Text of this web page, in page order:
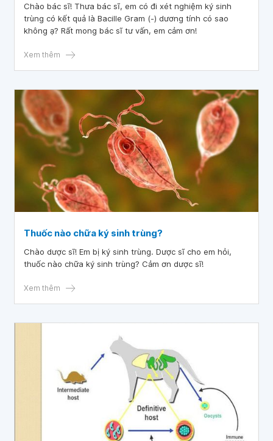
Chào bác sĩ! Thưa bác sĩ, em có đi xét nghiệm ký sinh
trùng có kết quả là Bacille Gram (-) dương tính có sao
không ạ? Rất mong bác sĩ tư vấn, em cảm ơn!
Xem thêm
Thuốc nào chữa ký sinh trùng?
Chào dược sĩ! Em bị ký sinh trùng. Dược sĩ cho em hỏi,
thuốc nào chữa ký sinh trùng? Cảm ơn dược sĩ!
Xem thêm